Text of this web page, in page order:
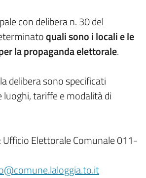
con delibera n. 30 del
quali sono i locali e le
la propaganda elettorale.
delibera sono specificati
tariffe e modalità di
Elettorale Comunale 011-